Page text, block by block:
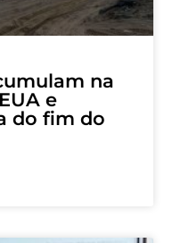
na
e
do fim do